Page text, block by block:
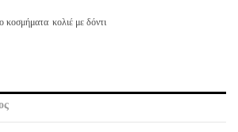
κοσμήματα κολιέ με δόντι